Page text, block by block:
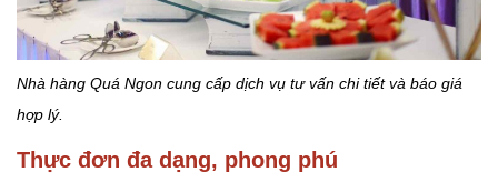
Nhà hàng Quá Ngon cung cấp dịch vụ tư vấn chi tiết và báo giá
hợp lý.
Thực đơn đa dạng, phong phú